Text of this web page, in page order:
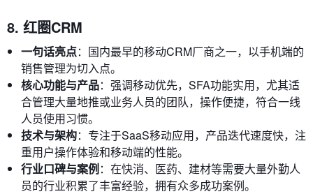
8. 红圈CRM
一句话亮点：国内最早的移动CRM厂商之一，以手机端的
销售管理为切入点。
核心功能与产品：强调移动优先，SFA功能实用，尤其适
合管理大量地推或业务人员的团队，操作便捷，符合一线
人员使用习惯。
技术与架构：专注于SaaS移动应用，产品迭代速度快，注
重用户操作体验和移动端的性能。
行业口碑与案例：在快消、医药、建材等需要大量外勤人
员的行业积累了丰富经验，拥有众多成功案例。